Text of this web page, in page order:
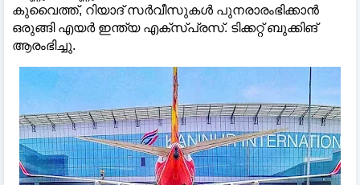
കുവൈത്ത്, റിയാദ് സര്‍വീസുകള്‍ പുനരാരംഭിക്കാന്‍
ഒരുങ്ങി എയര്‍ ഇന്ത്യ എക്സ്പ്രസ്. ടിക്കറ്റ് ബുക്കിങ്
ആരംഭിച്ചു.